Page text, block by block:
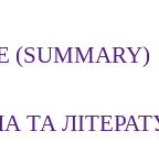
ТА